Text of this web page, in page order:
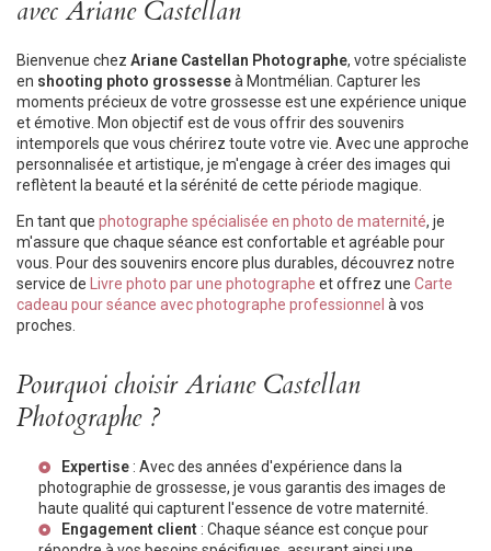
avec Ariane Castellan
Bienvenue chez Ariane Castellan Photographe, votre spécialiste
en shooting photo grossesseà Montmélian. Capturer les
moments précieux de votre grossesse est une expérience unique
et émotive. Mon objectif est de vous offrir des souvenirs
intemporels que vous chérirez toute votre vie. Avec une approche
personnalisée et artistique, je m'engage à créer des images qui
reflètent la beauté et la sérénité de cette période magique.
En tant que photographe spécialisée en photo de maternité, je
m'assure que chaque séance est confortable et agréable pour
vous. Pour des souvenirs encore plus durables, découvrez notre
service de
Livre photo par une photographe et offrez une Carte
cadeau pour séance avec photographe professionnel à vos
proches.
Pourquoi choisir Ariane Castellan
Photographe ?
Expertise : Avec des années d'expérience dans la
photographie de grossesse, je vous garantis des images de
haute qualité qui capturent l'essence de votre maternité.
Engagement client : Chaque séance est conçue pour